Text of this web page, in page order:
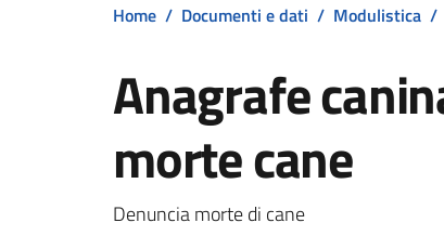
Home / Documenti e dati / Modulistica /
Anagrafe
morte cane
Dettagli del documento
Denuncia morte di cane